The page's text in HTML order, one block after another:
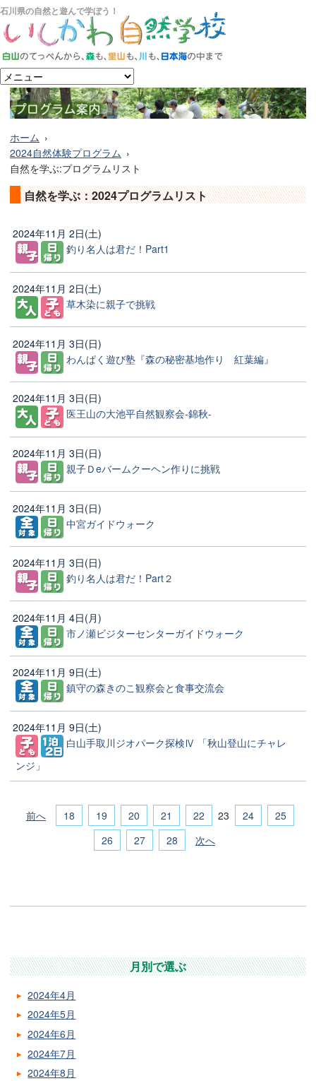
石川県の自然と遊んで学ぼう！
ホーム
2024自然体験プログラム
自然を学ぶ:プログラムリスト
自然を学ぶ：2024プログラムリスト
2024年11月 2日(土)
釣り名人は君だ！Part1
2024年11月 2日(土)
草木染に親子で挑戦
2024年11月 3日(日)
わんぱく遊び塾『森の秘密基地作り 紅葉編』
2024年11月 3日(日)
医王山の大池平自然観察会-錦秋-
2024年11月 3日(日)
親子Ｄeバームクーヘン作りに挑戦
2024年11月 3日(日)
中宮ガイドウォーク
2024年11月 3日(日)
釣り名人は君だ！Part２
2024年11月 4日(月)
市ノ瀬ビジターセンターガイドウォーク
2024年11月 9日(土)
鎮守の森きのこ観察会と食事交流会
2024年11月 9日(土)
白山手取川ジオパーク探検Ⅳ 「秋山登山にチャレ
ンジ」
前へ 18 19 20 21 22 23 24
25
26
27 28 次へ
月別で選ぶ
2024年4月
2024年5月
2024年6月
2024年7月
2024年8月